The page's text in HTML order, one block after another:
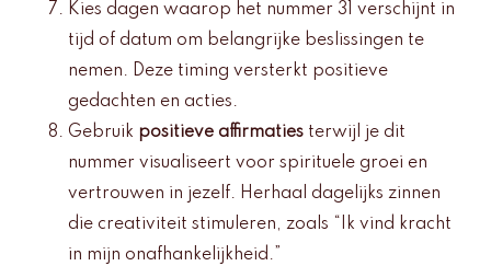
Kies dagen waarop het nummer 31 verschijnt in
tijd of datum om belangrijke beslissingen te
nemen. Deze timing versterkt positieve
gedachten en acties.
Gebruik positieve affirmaties terwijl je dit
nummer visualiseert voor spirituele groei en
vertrouwen in jezelf. Herhaal dagelijks zinnen
die creativiteit stimuleren, zoals “Ik vind kracht
in mijn onafhankelijkheid.”